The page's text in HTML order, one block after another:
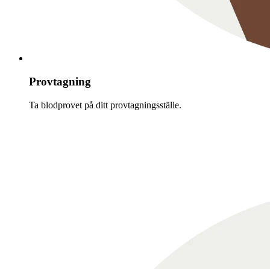
Provtagning
Ta blodprovet på ditt provtagningsställe.